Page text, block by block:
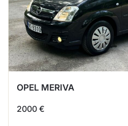
OPEL MERIVA
2000 €